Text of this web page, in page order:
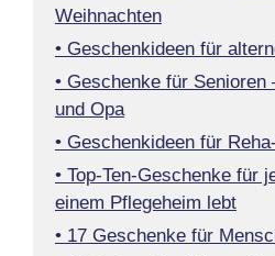
Weihnachten
• Geschenkideen für
• Geschenke für Senioren
und Opa
• Geschenkideen für
• Top-Ten-Geschenke für
einem Pflegeheim lebt
• 17 Geschenke für